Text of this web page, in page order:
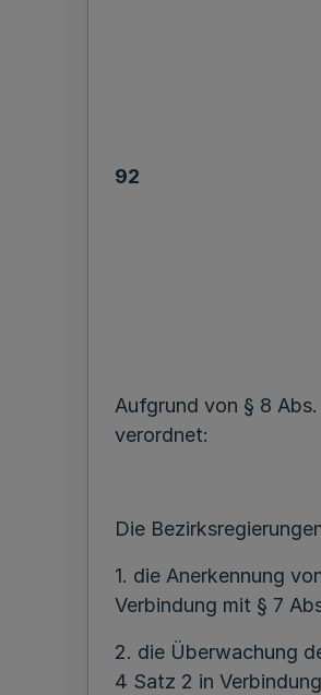
92
Aufgrund von § 8
verordnet:
Die
1. die Anerkennung
Verbindung mit § 7
2. die Überwachung
4 Satz 2 in